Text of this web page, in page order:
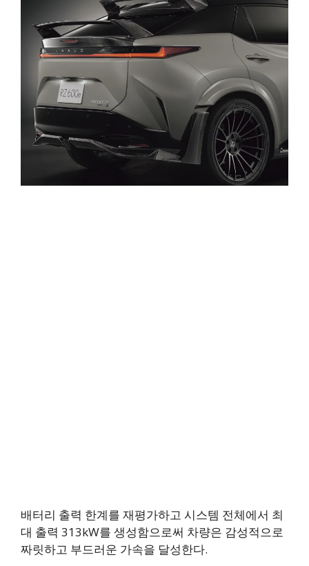
배터리 출력 한계를 재평가하고 시스템 전체에서 최
대 출력 313kW를 생성함으로써 차량은 감성적으로
짜릿하고 부드러운 가속을 달성한다.